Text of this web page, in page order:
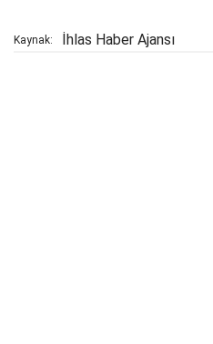
Kaynak: İhlas Haber Ajansı